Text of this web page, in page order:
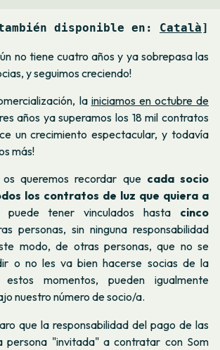
disponible en: Català]
no tiene cuatro años y ya sobrepasa las
y seguimos creciendo!
la iniciamos en octubre de
años ya superamos los 18 mil contratos
un crecimiento espectacular, y todavía
más!
queremos recordar que cada socio
los contratos de luz que quiera a
tener vinculados hasta cinco
personas, sin ninguna responsabilidad
modo, de otras personas, que no se
o no les va bien hacerse socias de la
momentos, pueden igualmente
nuestro número de socio/a.
que la responsabilidad del pago de las
persona "invitada" a contratar con Som